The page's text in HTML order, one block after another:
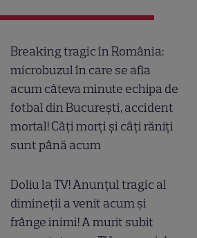
Breaking tragic în România:
microbuzul în care se afla
acum câteva minute echipa de
fotbal din București, accident
mortal! Câți morți și câți răniți
sunt până acum
Doliu la TV! Anunțul tragic al
dimineții a venit acum și
frânge inimi! A murit subit